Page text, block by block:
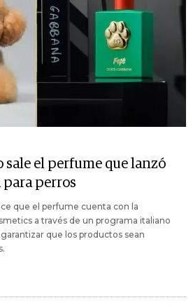
sale el perfume que lanzó
para perros
que el perfume cuenta con la
a través de un programa italiano
que los productos sean